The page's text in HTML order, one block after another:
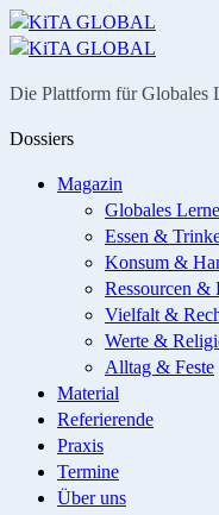
Menü
Suche
Die Plattform für Globales
Dossiers
Magazin
Globales
Essen &
Konsum &
Ressourcen &
Vielfalt &
Werte &
Alltag & Feste
Material
Referierende
Praxis
Termine
Über uns